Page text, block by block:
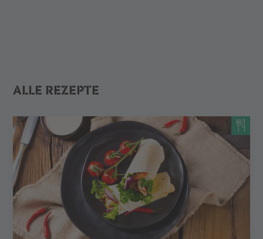
ALLE REZEPTE